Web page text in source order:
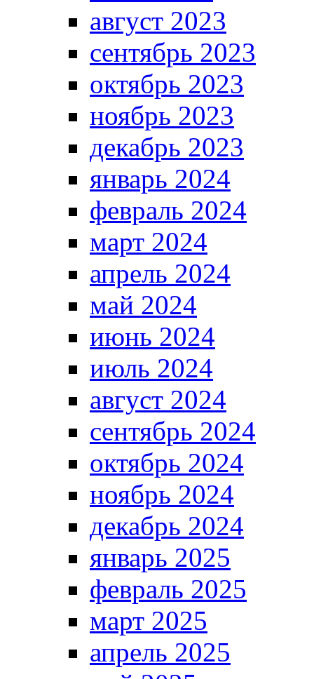
август 2023
сентябрь 2023
октябрь 2023
ноябрь 2023
декабрь 2023
январь 2024
февраль 2024
март 2024
апрель 2024
май 2024
июнь 2024
июль 2024
август 2024
сентябрь 2024
октябрь 2024
ноябрь 2024
декабрь 2024
январь 2025
февраль 2025
март 2025
апрель 2025